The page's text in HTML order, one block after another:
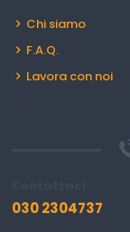
Chi siamo
F.A.Q.
Lavora con noi
030 2304737